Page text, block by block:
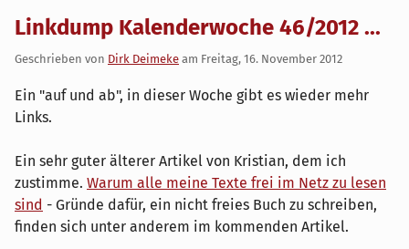
Linkdump Kalenderwoche 46/2012 ...
Geschrieben von Dirk Deimeke am Freitag, 16. November 2012
Ein "auf und ab", in dieser Woche gibt es wieder mehr
Links.
Ein sehr guter älterer Artikel von Kristian, dem ich
zustimme. Warum alle meine Texte frei im Netz zu lesen
sind - Gründe dafür, ein nicht freies Buch zu schreiben,
finden sich unter anderem im kommenden Artikel.